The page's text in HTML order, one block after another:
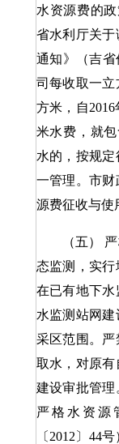
水资源费的
省水利厅关
通知》（吉省
司每收取一立
方米，自
米水费，就
水的，按规
一管理。市
源费征收与使
（五） 严
态监测，实行
在已有地下
水监测站网
采区范围。
取水，对原
建设审批管
严格水资源
〔2012〕44